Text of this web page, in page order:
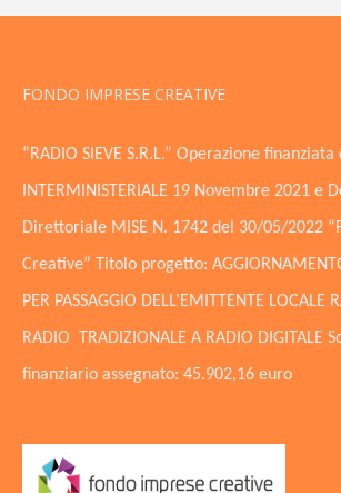
FONDO IMPRESE CREATIVE
“RADIO SIEVE S.R.L.” Operazione finanziata
INTERMINISTERIALE 19 Novembre 2021 e
Direttoriale MISE N. 1742 del 30/05/2022
Creative” Titolo progetto:
PER PASSAGGIO DELL’EMITTENTE LOCALE
RADIO TRADIZIONALE A RADIO DIGITALE
finanziario assegnato: 45.902,16 euro